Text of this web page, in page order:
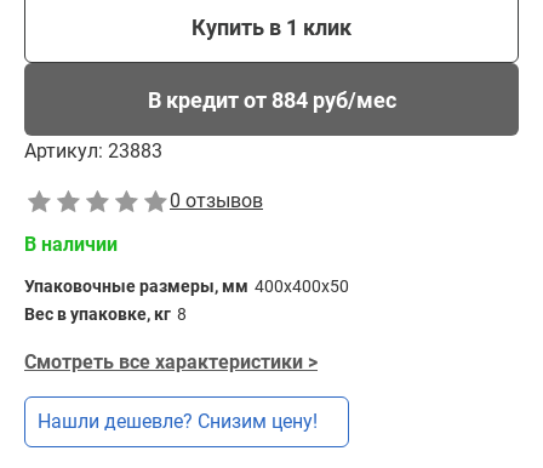
Купить в 1 клик
В кредит от 884 руб/мес
Артикул: 23883
0 отзывов
В наличии
Упаковочные размеры, мм 400х400х50
Вес в упаковке, кг 8
Смотреть все характеристики >
Нашли дешевле? Снизим цену!